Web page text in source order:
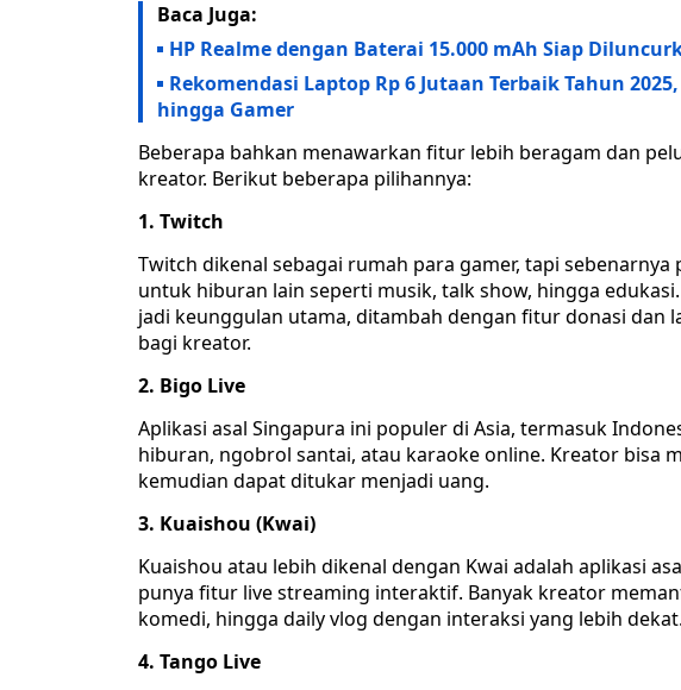
Baca Juga:
HP Realme dengan Baterai 15.000 mAh Siap
Rekomendasi Laptop Rp 6 Jutaan Terbaik Tahun
hingga Gamer
Beberapa bahkan menawarkan fitur lebih beragam dan
kreator. Berikut beberapa pilihannya:
1. Twitch
Twitch dikenal sebagai rumah para gamer, tapi
untuk hiburan lain seperti musik, talk show, hingga
jadi keunggulan utama, ditambah dengan fitur donasi dan
bagi kreator.
2. Bigo Live
Aplikasi asal Singapura ini populer di Asia, termasuk
hiburan, ngobrol santai, atau karaoke online. Kreator bisa
kemudian dapat ditukar menjadi uang.
3. Kuaishou (Kwai)
Kuaishou atau lebih dikenal dengan Kwai adalah aplikasi
punya fitur live streaming interaktif. Banyak kreator
komedi, hingga daily vlog dengan interaksi yang lebih dekat.
4. Tango Live